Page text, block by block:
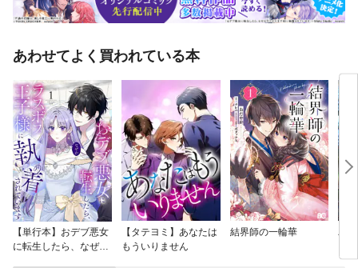
あわせてよく買われている本
【単行本】おデブ悪女
に転生したら、なぜか
【タテヨミ】あなたは
もういりません
結界師の一輪華
バ
今